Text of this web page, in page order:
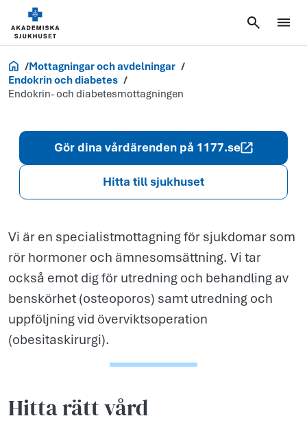
Akademiska.se
Mottagningar och avdelningar
Endokrin och diabetes
Endokrin- och diabetesmottagningen
Endokrin- och
Gör dina vårdärenden på 1177.se
Hitta till sjukhuset
Vi är en specialistmottagning för sjukdomar som
rör hormoner och ämnesomsättning. Vi tar
också emot dig för utredning och behandling av
benskörhet (osteoporos) samt utredning och
uppföljning vid överviktsoperation
(obesitaskirurgi).
Hitta rätt vård